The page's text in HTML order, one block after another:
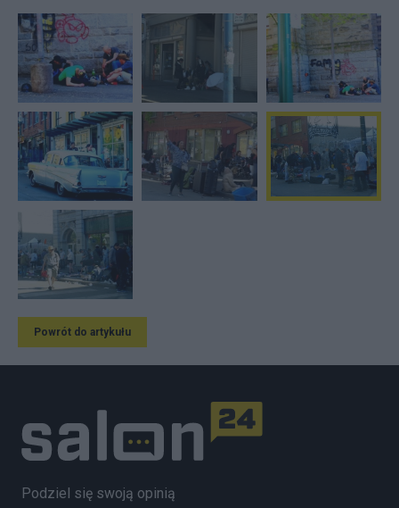
Powrót do artykułu
Podziel się swoją opinią